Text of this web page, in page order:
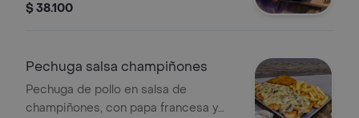
$ 38.100
Pechuga salsa champiñones
Pechuga de pollo en salsa de
champiñones, con papa francesa y